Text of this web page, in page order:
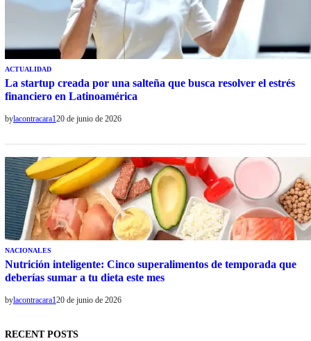
ACTUALIDAD
La startup creada por una salteña que busca resolver el estrés
financiero en Latinoamérica
bylacontracara120 de junio de 2026
NACIONALES
Nutrición inteligente: Cinco superalimentos de temporada que
deberías sumar a tu dieta este mes
bylacontracara120 de junio de 2026
RECENT POSTS